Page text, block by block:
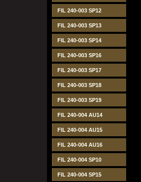
FIL 240-003 SP12
FIL 240-003 SP13
FIL 240-003 SP14
FIL 240-003 SP16
FIL 240-003 SP17
FIL 240-003 SP18
FIL 240-003 SP19
FIL 240-004 AU14
FIL 240-004 AU15
FIL 240-004 AU16
FIL 240-004 SP10
FIL 240-004 SP15